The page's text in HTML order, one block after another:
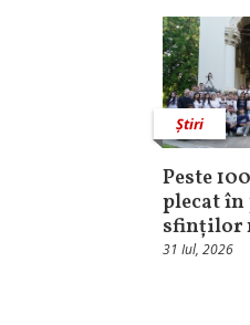
Știri
Peste
plecat
sfinților
31 Iul, 2026